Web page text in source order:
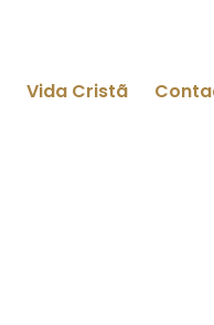
Vida Cristã